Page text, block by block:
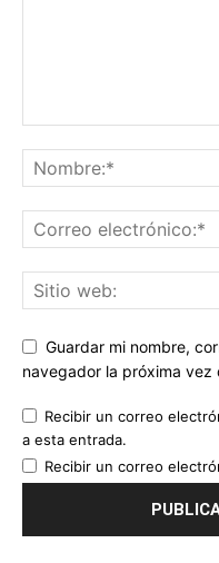
Guardar mi nombre,
navegador la próxima vez
Recibir un correo
a esta entrada.
Recibir un correo